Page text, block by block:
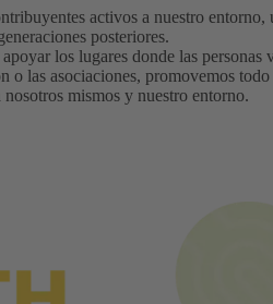
activos a nuestro entorno,
posteriores.
los lugares donde las personas
o las asociaciones, promovemos
mismos y nuestro entorno.